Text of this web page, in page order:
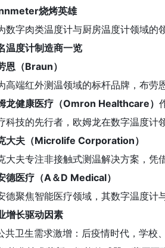
烧烤英雄
数字肉类温度计与厨房温度计领域
温度计制造商一览
恩（Braun）
高端红外测温领域的标杆品牌，布劳
龙健康医疗（Omron Healthcare）
科技的先行者，欧姆龙在数字温度计
大夫（Microlife Corporation）
大夫专注非接触式测温解决方案，凭
德医疗（A＆D Medical）
德聚焦智能医疗领域，其数字温度计
增长驱动因素
共卫生需求激增：后疫情时代，学校